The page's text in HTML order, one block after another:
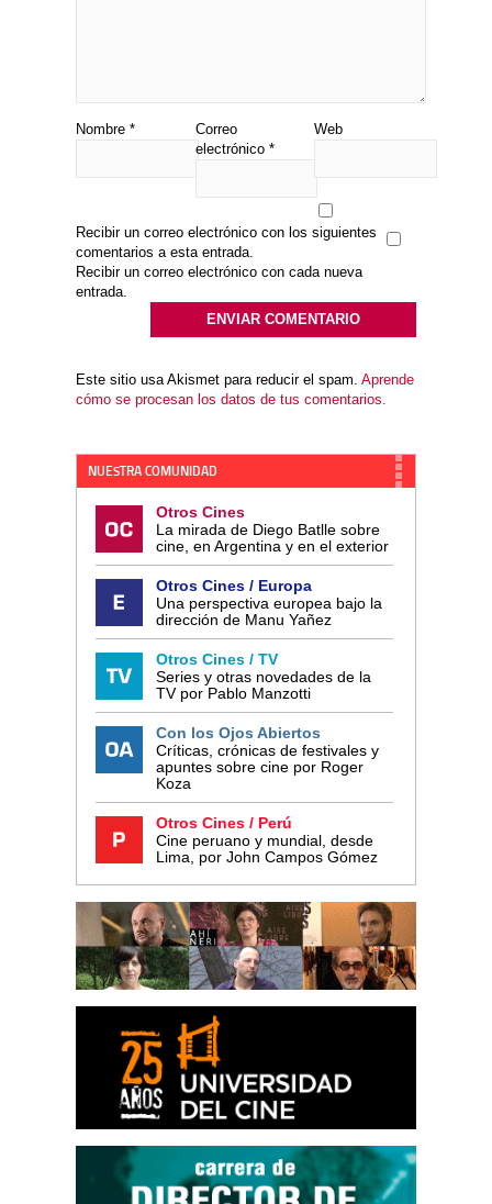
Nombre *
Correo
electrónico *
Web
Recibir un correo electrónico con los siguientes
comentarios a esta entrada.
Recibir un correo electrónico con cada nueva
entrada.
Este sitio usa Akismet para reducir el spam. Aprende
cómo se procesan los datos de tus comentarios.
NUESTRA COMUNIDAD
Otros Cines
La mirada de Diego Batlle sobre
cine, en Argentina y en el exterior
Otros Cines / Europa
Una perspectiva europea bajo la
dirección de Manu Yañez
Otros Cines / TV
Series y otras novedades de la
TV por Pablo Manzotti
Con los Ojos Abiertos
Críticas, crónicas de festivales y
apuntes sobre cine por Roger
Koza
Otros Cines / Perú
Cine peruano y mundial, desde
Lima, por John Campos Gómez